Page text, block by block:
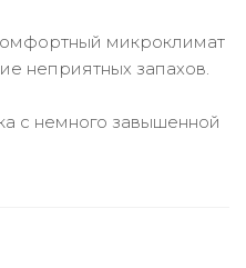
микроклимат
неприятных запахов.
с немного завышенной